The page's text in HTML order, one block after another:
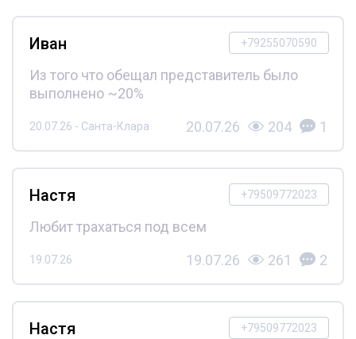
+79255070590
Иван
Из того что обещал представитель было
выполнено ~20%
20.07.26 - Санта-Клара 20.07.26 204 1
+79509772023
Настя
Любит трахаться под всем
19.07.26 19.07.26 261 2
+79509772023
Настя